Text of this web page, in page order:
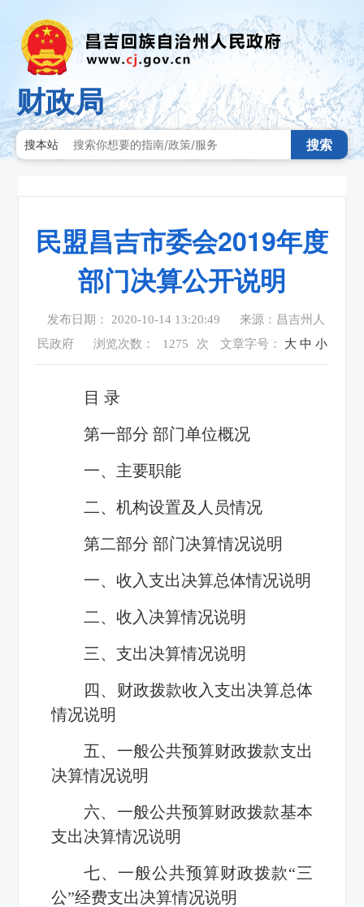
财政局
搜本站 搜索
民盟昌吉市委会2019年度
部门决算公开说明
发布日期： 2020-10-14 13:20:49
来源：昌吉州人
民政府
浏览次数： 1275 次 文章字号： 大 中 小
目 录
第一部分 部门单位概况
一、主要职能
二、机构设置及人员情况
第二部分 部门决算情况说明
一、收入支出决算总体情况说明
二、收入决算情况说明
三、支出决算情况说明
四、财政拨款收入支出决算总体
情况说明
五、一般公共预算财政拨款支出
决算情况说明
六、一般公共预算财政拨款基本
支出决算情况说明
七、一般公共预算财政拨款“三
公”经费支出决算情况说明